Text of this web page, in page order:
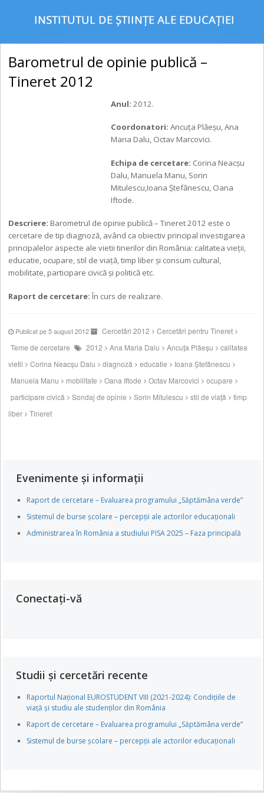
Barometrul de opinie publică –
Tineret 2012
Anul: 2012.
Coordonatori: Ancuţa Plăeşu, Ana
Maria Dalu, Octav Marcovici.
Echipa de cercetare: Corina Neacşu
Dalu, Manuela Manu, Sorin
Mitulescu,Ioana Ştefănescu, Oana
Iftode.
Descriere: Barometrul de opinie publică – Tineret 2012 este o
cercetare de tip diagnoză, având ca obiectiv principal investigarea
principalelor aspecte ale vietii tinerilor din România: calitatea vieţii,
educatie, ocupare, stil de viaţă, timp liber şi consum cultural,
mobilitate, participare civică şi politică etc.
Raport de cercetare:În curs de realizare.
Publicat pe 5 august 2012 Cercetări 2012
Cercetări pentru Tineret
Teme de cercetare
2012 Ana Maria Dalu Ancuţa Plăeşu
calitatea
vietii
Corina Neacşu Dalu diagnoză educatie
Ioana Ştefănescu
Manuela Manu
mobilitate Oana Iftode Octav Marcovici
ocupare
participare civică
Sondaj de opinie Sorin Mitulescu stil de viață
timp
liber
Tineret
Evenimente și informații
Raport de cercetare – Evaluarea programului „Săptămâna verde”
Sistemul de burse școlare – percepții ale actorilor educaționali
Administrarea în România a studiului PISA 2025 – Faza principală
Conectați-vă
Studii și cercetări recente
Raportul Național EUROSTUDENT VIII (2021-2024): Condițiile de
viață și studiu ale studenților din România
Raport de cercetare – Evaluarea programului „Săptămâna verde”
Sistemul de burse școlare – percepții ale actorilor educaționali